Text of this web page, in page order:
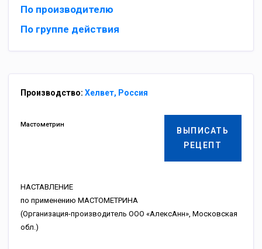
По производителю
По группе действия
Производство: Хелвет, Россия
ВЫПИСАТЬ
РЕЦЕПТ
Мастометрин
НАСТАВЛЕНИЕ
по применению МАСТОМЕТРИНА
(Организация-производитель ООО «АлексАнн», Московская
обл.)